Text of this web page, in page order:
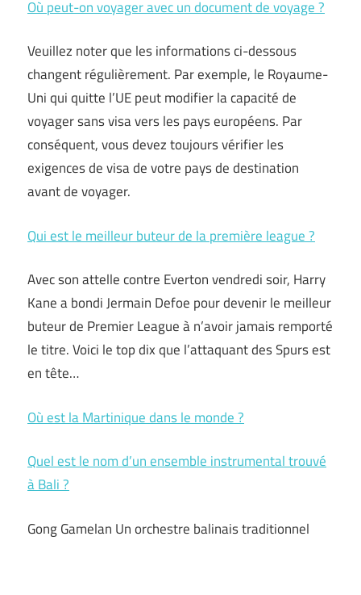
Où peut-on voyager avec un document de voyage ?
Veuillez noter que les informations ci-dessous
changent régulièrement. Par exemple, le Royaume-
Uni qui quitte l’UE peut modifier la capacité de
voyager sans visa vers les pays européens. Par
conséquent, vous devez toujours vérifier les
exigences de visa de votre pays de destination
avant de voyager.
Qui est le meilleur buteur de la première league ?
Avec son attelle contre Everton vendredi soir, Harry
Kane a bondi Jermain Defoe pour devenir le meilleur
buteur de Premier League à n’avoir jamais remporté
le titre. Voici le top dix que l’attaquant des Spurs est
en tête…
Où est la Martinique dans le monde ?
Quel est le nom d’un ensemble instrumental trouvé
à Bali ?
Gong Gamelan Un orchestre balinais traditionnel